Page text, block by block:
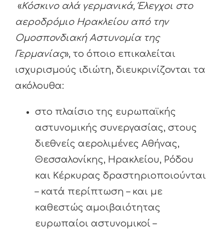
«Κόσκινο αλά γερμανικά, Έλεγχοι στο
αεροδρόμιο Ηρακλείου από την
Ομοσπονδιακή Αστυνομία της
Γερμανίας», το όποιο επικαλείται
ισχυρισμούς ιδιώτη, διευκρινίζονται τα
ακόλουθα:
στο πλαίσιο της ευρωπαϊκής
αστυνομικής συνεργασίας, στους
διεθνείς αερολιμένες Αθήνας,
Θεσσαλονίκης, Ηρακλείου, Ρόδου
και Κέρκυρας δραστηριοποιούνται
– κατά περίπτωση – και με
καθεστώς αμοιβαιότητας
ευρωπαίοι αστυνομικοί –